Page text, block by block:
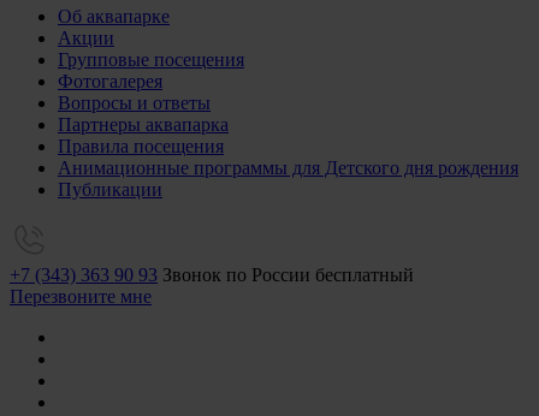
Об аквапарке
Акции
Групповые посещения
Фотогалерея
Вопросы и ответы
Партнеры аквапарка
Правила посещения
Анимационные программы для Детского дня рождения
Публикации
+7 (343) 363 90 93 Звонок по России бесплатный
Перезвоните мне